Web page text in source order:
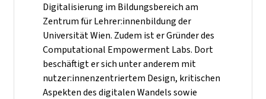
Digitalisierung im Bildungsbereich am
Zentrum für Lehrer:innenbildung der
Universität Wien. Zudem ist er Gründer des
Computational Empowerment Labs. Dort
beschäftigt er sich unter anderem mit
nutzer:innenzentriertem Design, kritischen
Aspekten des digitalen Wandels sowie